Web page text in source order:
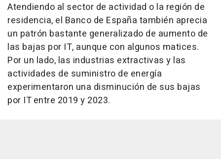
Atendiendo al sector de actividad o la región de
residencia, el Banco de España también aprecia
un patrón bastante generalizado de aumento de
las bajas por IT, aunque con algunos matices.
Por un lado, las industrias extractivas y las
actividades de suministro de energía
experimentaron una disminución de sus bajas
por IT entre 2019 y 2023.